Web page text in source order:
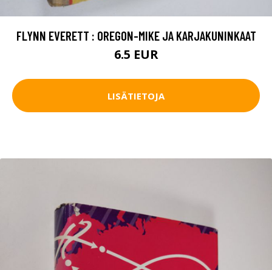
FLYNN EVERETT : OREGON-MIKE JA KARJAKUNINKAAT
6.5 EUR
LISÄTIETOJA